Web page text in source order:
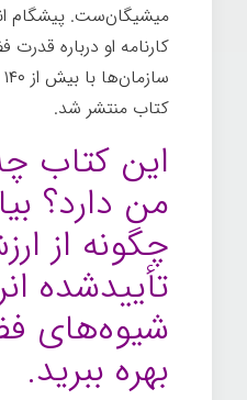
میشیگان‌ست. پیشگام
کارنامه او درباره قدرت
کتاب منتشر شد.
این کتاب
من دارد؟
چگونه از
تأییدشده
شیوه‌های
بهره ببرید.